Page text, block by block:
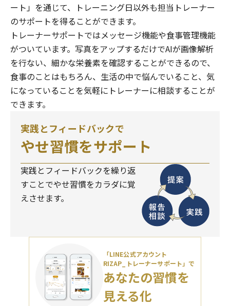
ート」を通じて、トレーニング日以外も担当トレーナー
のサポートを得ることができます。
トレーナーサポートではメッセージ機能や食事管理機能
がついています。写真をアップするだけでAIが画像解析
を行ない、細かな栄養素を確認することができるので、
食事のことはもちろん、生活の中で悩んでいること、気
になっていることを気軽にトレーナーに相談することが
できます。
実践とフィードバックで
やせ習慣をサポート
実践とフィードバックを繰り返
すことでやせ習慣をカラダに覚
えさせます。
「LINE公式アカウント
RIZAP_トレーナーサポート」で
あなたの習慣を
見える化